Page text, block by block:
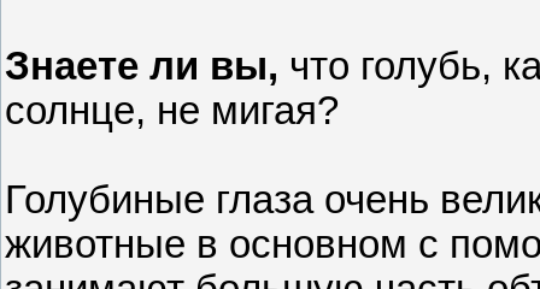
Знаете ли вы, что голубь,
солнце, не мигая?
Голубиные глаза очень
животные в основном с